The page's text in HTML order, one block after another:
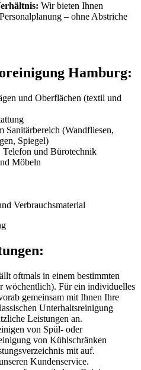
Wir bieten Ihnen
– ohne Abstriche
Hamburg:
und Oberflächen (textil und
Sanitärbereich (Wandfliesen,
Spiegel)
und Bürotechnik
Möbeln
Verbrauchsmaterial
oftmals in einem bestimmten
wöchentlich). Für ein individuelles
gemeinsam mit Ihnen Ihre
Unterhaltsreinigung
Leistungen an.
von Spül- oder
von Kühlschränken
mit auf.
Kundenservice.